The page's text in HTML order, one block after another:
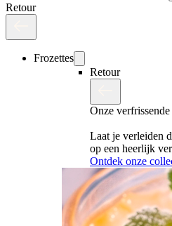
Retour
Frozettes
Retour
Onze
Laat je verleiden
op een heerlijk
Ontdek onze